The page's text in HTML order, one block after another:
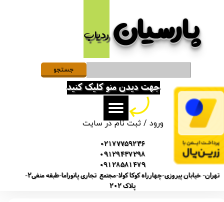
پارسیان​​​​​​​ردیاب
ورود /ثبت نام در سایت
حساب کاربری من
تغییر گذر واژه
سفارشات
خروج از حساب کاربری
02177759236
09129437298
09128581479
تهران- خیابان پیروزی-چهارراه کوکا کولا-مجتمع تجاری پانوراما-طبقه منفی2-
پلاک 202
جهت دیدن منو کلیک کنید
جستجو